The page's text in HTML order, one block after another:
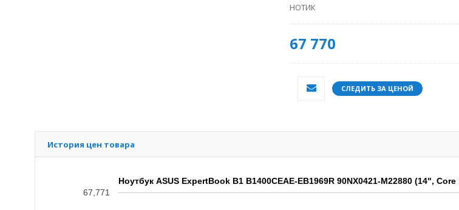
НОТИК
67 770
СЛЕДИТЬ ЗА ЦЕНОЙ
История цен товара
Ноутбук ASUS ExpertBook B1 B1400CEAE-EB1969R 90NX0421-M22880 (14",
67,771